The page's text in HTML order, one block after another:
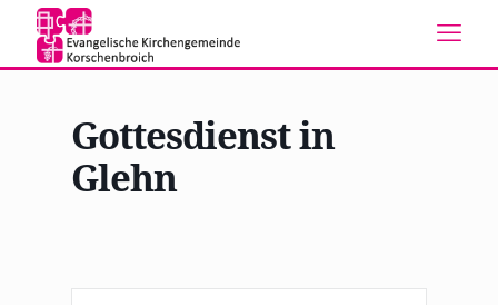
Gottesdienst in
Glehn